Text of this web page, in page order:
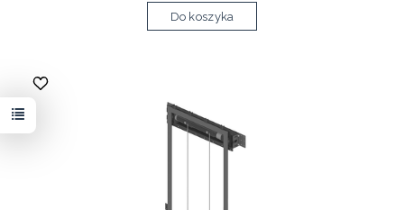
Do koszyka